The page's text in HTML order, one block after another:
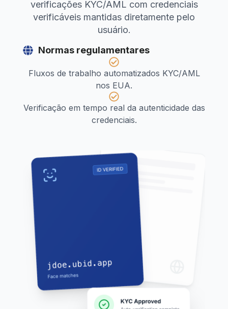
verificações KYC/AML com credenciais
verificáveis mantidas diretamente pelo
usuário.
Normas regulamentares
Fluxos de trabalho automatizados KYC/AML
nos EUA.
Verificação em tempo real da autenticidade das
credenciais.